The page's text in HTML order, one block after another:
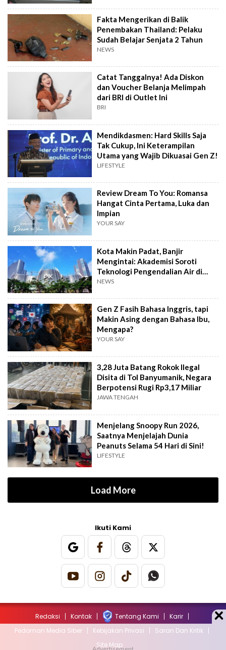
Fakta Mengerikan di Balik
Penembakan Thailand: Pelaku
Sudah Belajar Senjata 2 Tahun
NEWS
Catat Tanggalnya! Ada Diskon
dan Voucher Belanja Melimpah
dari BRI di Outlet Ini
BRI
Mendikdasmen: Hard Skills Saja
Tak Cukup, Ini Keterampilan
Utama yang Wajib Dikuasai Gen Z!
LIFESTYLE
Review Dream To You: Romansa
Hangat Cinta Pertama, Luka dan
Impian
YOUR SAY
Kota Makin Padat, Banjir
Mengintai: Akademisi Soroti
Teknologi Pengendalian Air di
PIK2
NEWS
Gen Z Fasih Bahasa Inggris, tapi
Makin Asing dengan Bahasa Ibu,
Mengapa?
YOUR SAY
3,28 Juta Batang Rokok Ilegal
Disita di Tol Banyumanik, Negara
Berpotensi Rugi Rp3,17 Miliar
JAWA TENGAH
Menjelang Snoopy Run 2026,
Saatnya Menjelajah Dunia
Peanuts Selama 54 Hari di Sini!
LIFESTYLE
Load More
Ikuti Kami
Redaksi Kontak Tentang Kami
Karir
Pedoman Media Siber
Kebijakan Privasi
Saran Dan Kritik
Site Map